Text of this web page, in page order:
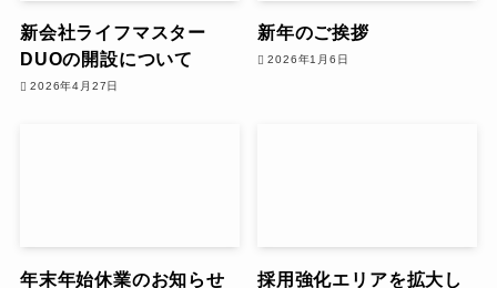
新会社ライフマスター
DUOの開設について
2026年4月27日
新年のご挨拶
2026年1月6日
年末年始休業のお知らせ
採用強化エリアを拡大し